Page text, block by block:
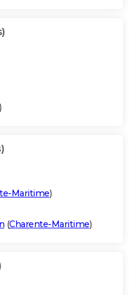
)
Maritime)
(Charente-Maritime)